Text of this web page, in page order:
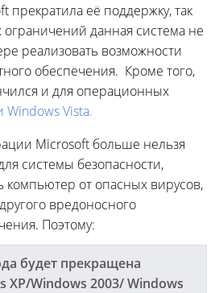
прекратила её поддержку, так
ограничений данная система не
реализовать возможности
обеспечения. Кроме того,
и для операционных
Windows Vista.
Microsoft больше нельзя
системы безопасности,
от опасных вирусов,
вредоносного
Поэтому:
будет прекращена
Windows 2003/ Windows